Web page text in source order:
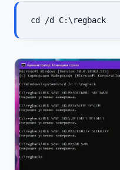
cd /d C:\regback